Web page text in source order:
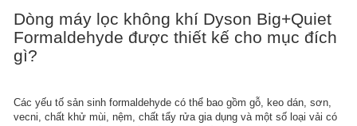
Dòng máy lọc không khí Dyson Big+Quiet
Formaldehyde được thiết kế cho mục đích
gì?​
Các yếu tố sản sinh formaldehyde có thể bao gồm gỗ, keo dán, sơn,
vecni, chất khử mùi, nệm, chất tẩy rửa gia dụng và một số loại vải có